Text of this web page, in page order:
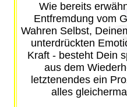
Wie bereits
Entfremdung vom
Wahren Selbst,
unterdrückten
Kraft - besteht Dein
aus dem
letztenendes ein
alles